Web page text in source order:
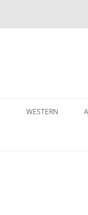
WESTERN